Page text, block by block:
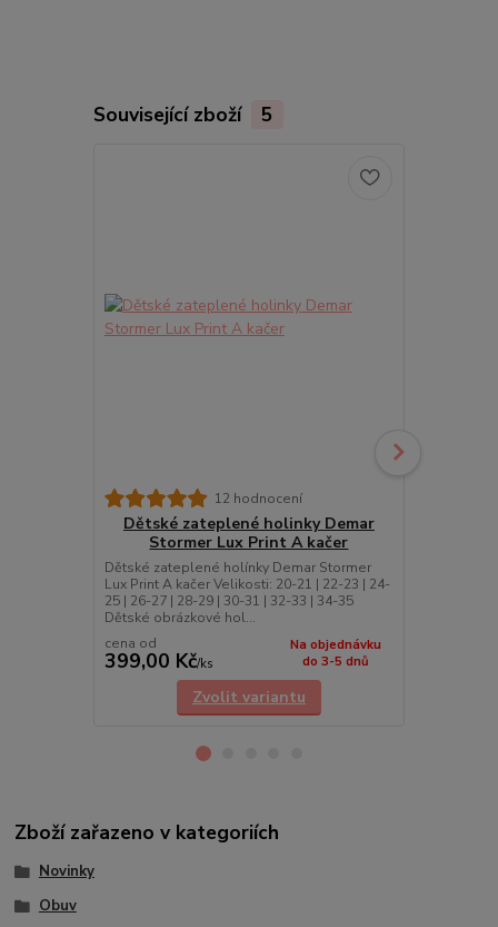
Související zboží 5
12 hodnocení
Dětské zateplené holinky Demar
Stormer Lux Print A kačer
Dětské zateplené holínky Demar Stormer
Lux Print A kačer Velikosti: 20-21 | 22-23 | 24-
25 | 26-27 | 28-29 | 30-31 | 32-33 | 34-35
Dětské obrázkové hol...
cena od
399,00 Kč/ks
Na objednávku
do 3-5 dnů
Zvolit variantu
Zboží zařazeno v kategoriích
Novinky
Obuv